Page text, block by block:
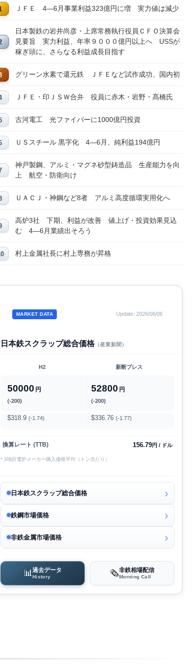
ＪＦＥ 4―6月事業利益323億円に増 実力値は減少
日本製鉄の岩井尚彦・上席常務執行役員ＣＦＯ決算会
見要旨 実力利益、年率９０００億円以上へ USSが
稼ぎ頭に、さらなる利益成長目指す
グリーン水素で還元鉄 ＪＦＥなど試作成功、国内初
ＪＦＥ・印ＪＳＷ合弁 役員に赤木・岩野・髙橋氏
古河電工 光ファイバーに1000億円投資
ＵＳスチール 黒字化 4―6月、純利益194億円
神戸製鋼、アルミ・マグネ砂型鋳造品 生産能力を向
上 航空・防衛向け
ＵＡＣＪ・神鋼など8者 アルミ高度循環実用化へ
高炉3社 下期、利益が改善 値上げ・投資効果見込
む 4―6月業績出そろう
村上金属社長に村上専務が昇格
MARKET DATA Update: 2026/08/06
日本鉄スクラップ総合価格（産業新聞）
H2 新断プレス
50000 円
(-200)
52800 円
(-200)
$318.9 (-1.74) $336.76 (-1.77)
換算レート (TTB) 156.79円 / ドル
* 3地区電炉メーカー購入価格平均（トン当たり）
日本鉄スクラップ総合価格
鉄鋼市場価格
非鉄金属市場価格
📊 過去データ
History 🗞️非鉄相場配信
Morning Call